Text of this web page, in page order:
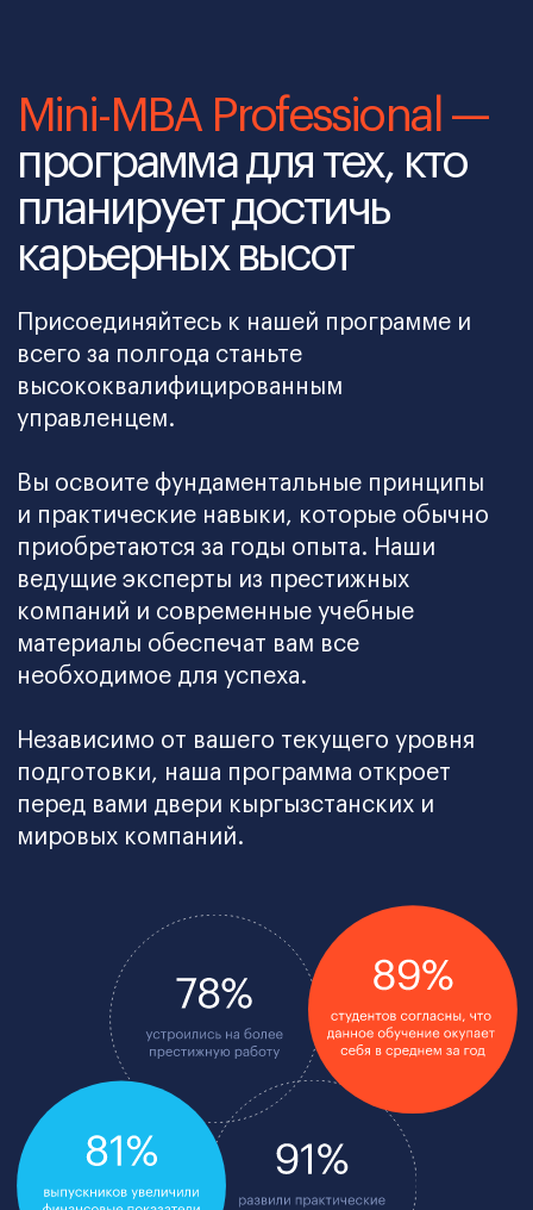
Решайте практические задачи,
с которыми сталкиваются
работе.
Обучение на реальных
кейсах
Превратите обучение
в увлекательную игру. С помощью
упражнений вы сразу начнете
применять новые знания в работе.
Геймификация и вебинары